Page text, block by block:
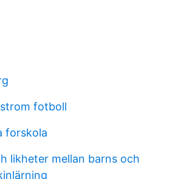
fotboll
forskola
likheter mellan barns och